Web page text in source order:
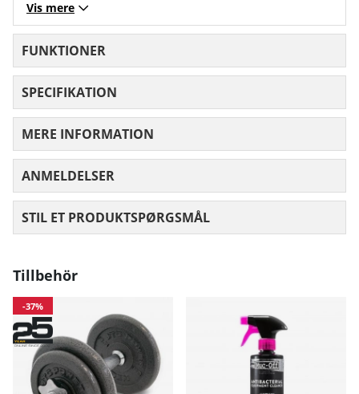
Vis mere
FUNKTIONER
SPECIFIKATION
MERE INFORMATION
ANMELDELSER
STIL ET PRODUKTSPØRGSMÅL
Tillbehör
-37%